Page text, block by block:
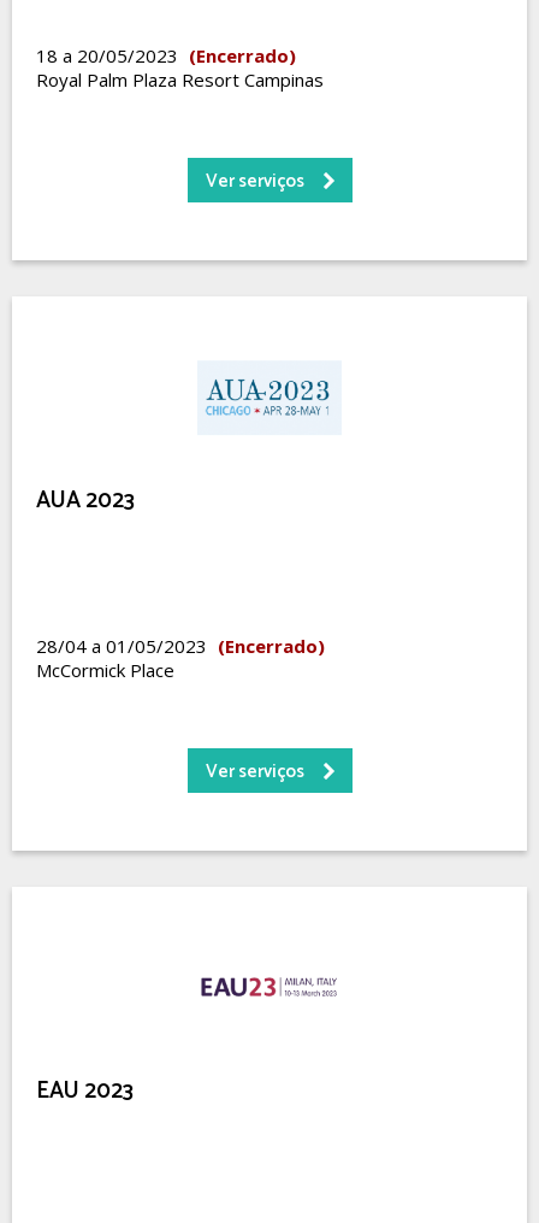
18 a 20/05/2023 (Encerrado)
Royal Palm Plaza Resort Campinas
Ver serviços
AUA 2023
28/04 a 01/05/2023 (Encerrado)
McCormick Place
Ver serviços
EAU 2023